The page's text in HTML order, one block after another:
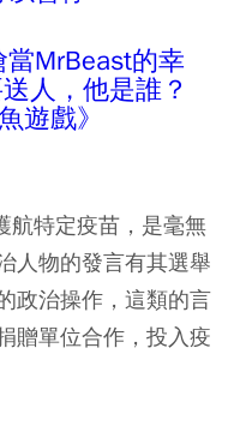
MrBeast的幸
人，他是誰？
遊戲》
航特定疫苗，是毫無
人物的發言有其選舉
政治操作，這類的言
贈單位合作，投入疫